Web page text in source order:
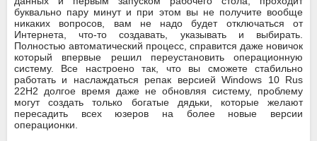
буквально пару минут и при этом вы не получите вообще
никаких вопросов, вам не надо будет отключаться от
Интернета, что-то создавать, указывать и выбирать.
Полностью автоматический процесс, справится даже новичок
который впервые решил переустановить операционную
систему. Все настроено так, что вы сможете стабильно
работать и наслаждаться репак версией Windows 10 Rus
22H2 долгое время даже не обновляя систему, проблему
могут создать только богатые дядьки, которые желают
пересадить всех юзеров на более новые версии
операционки.